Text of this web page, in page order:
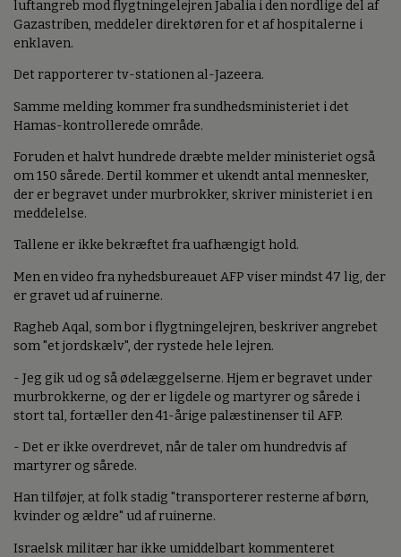
luftangreb mod flygtningelejren Jabalia i den nordlige del af
Gazastriben, meddeler direktøren for et af hospitalerne i
enklaven.
Det rapporterer tv-stationen al-Jazeera.
Samme melding kommer fra sundhedsministeriet i det
Hamas-kontrollerede område.
Foruden et halvt hundrede dræbte melder ministeriet også
om 150 sårede. Dertil kommer et ukendt antal mennesker,
der er begravet under murbrokker, skriver ministeriet i en
meddelelse.
Tallene er ikke bekræftet fra uafhængigt hold.
Men en video fra nyhedsbureauet AFP viser mindst 47 lig, der
er gravet ud af ruinerne.
Ragheb Aqal, som bor i flygtningelejren, beskriver angrebet
som "et jordskælv", der rystede hele lejren.
- Jeg gik ud og så ødelæggelserne. Hjem er begravet under
murbrokkerne, og der er ligdele og martyrer og sårede i
stort tal, fortæller den 41-årige palæstinenser til AFP.
- Det er ikke overdrevet, når de taler om hundredvis af
martyrer og sårede.
Han tilføjer, at folk stadig "transporterer resterne af børn,
kvinder og ældre" ud af ruinerne.
Israelsk militær har ikke umiddelbart kommenteret